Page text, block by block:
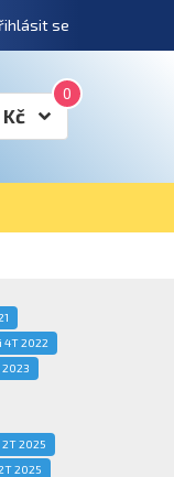
se
0
4T 2022
2023
2T 2025
2025